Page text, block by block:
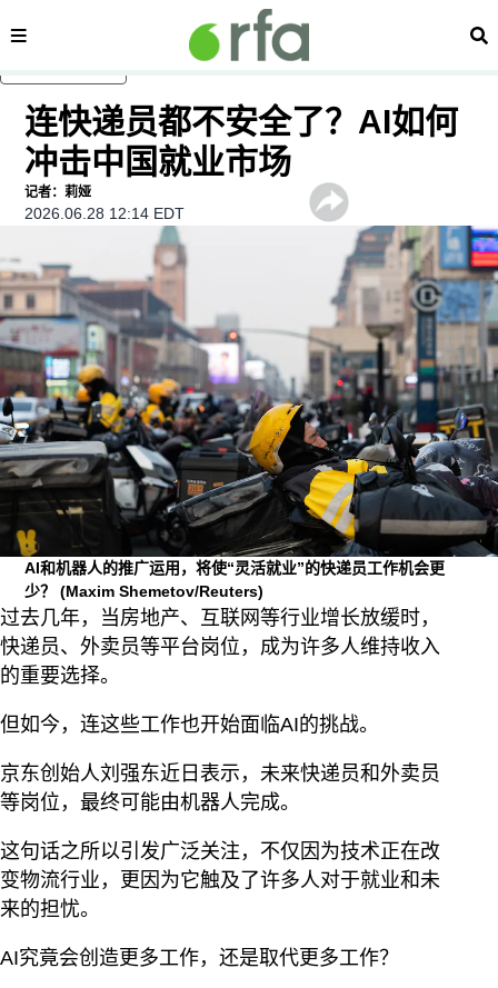
内容分类 搜
连快递员都不安全了？AI如何
冲击中国就业市场
记者：莉娅
2026.06.28 12:14 EDT
AI和机器人的推广运用，将使“灵活就业”的快递员工作机会更
少？(Maxim Shemetov/Reuters)
过去几年，当房地产、互联网等行业增长放缓时，
快递员、外卖员等平台岗位，成为许多人维持收入
的重要选择。
但如今，连这些工作也开始面临AI的挑战。
京东创始人刘强东近日表示，未来快递员和外卖员
等岗位，最终可能由机器人完成。
这句话之所以引发广泛关注，不仅因为技术正在改
变物流行业，更因为它触及了许多人对于就业和未
来的担忧。
AI究竟会创造更多工作，还是取代更多工作？